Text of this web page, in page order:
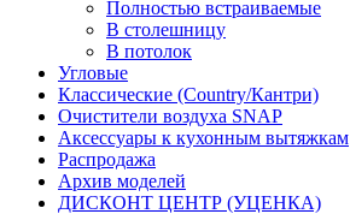
Полностью встраиваемые
В столешницу
В потолок
Угловые
Классические (Country/Кантри)
Очистители воздуха SNAP
Аксессуары к кухонным вытяжкам
Распродажа
Архив моделей
ДИСКОНТ ЦЕНТР (УЦЕНКА)